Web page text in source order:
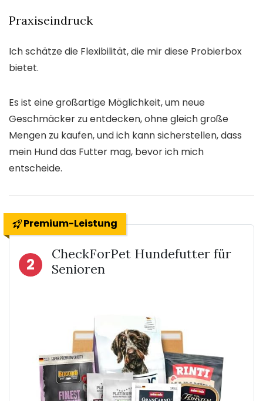
Praxiseindruck
Ich schätze die Flexibilität, die mir diese Probierbox
bietet.
Es ist eine großartige Möglichkeit, um neue
Geschmäcker zu entdecken, ohne gleich große
Mengen zu kaufen, und ich kann sicherstellen, dass
mein Hund das Futter mag, bevor ich mich
entscheide.
Premium-Leistung
2
CheckForPet Hundefutter für
Senioren